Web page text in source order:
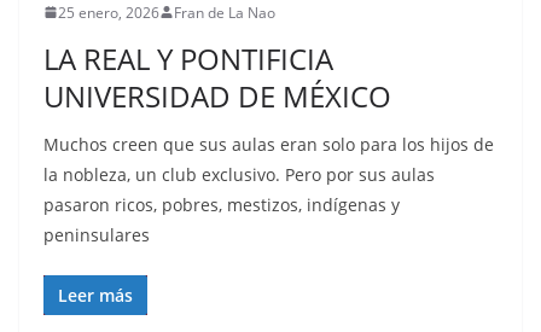
25 enero, 2026 Fran de La Nao
LA REAL Y PONTIFICIA
UNIVERSIDAD DE MÉXICO
Muchos creen que sus aulas eran solo para los hijos de
la nobleza, un club exclusivo. Pero por sus aulas
pasaron ricos, pobres, mestizos, indígenas y
peninsulares
Leer más